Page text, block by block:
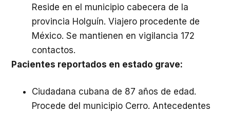
Reside en el municipio cabecera de la
provincia Holguín. Viajero procedente de
México. Se mantienen en vigilancia 172
contactos.
Pacientes reportados en estado grave:
Ciudadana cubana de 87 años de edad.
Procede del municipio Cerro. Antecedentes